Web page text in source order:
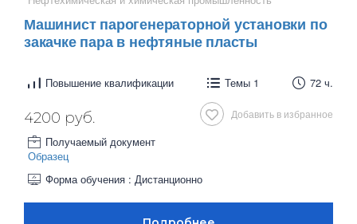
Машинист парогенераторной установки по
закачке пара в нефтяные пласты
Повышение квалификации Темы 1 72 ч.
Добавить в избранное
4200 руб.
Получаемый документ
Образец
Форма обучения : Дистанционно